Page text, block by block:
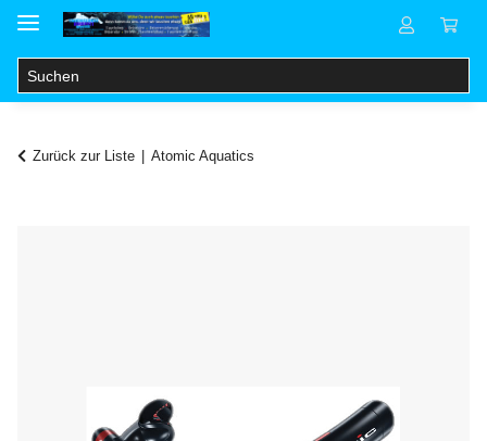
Zurück zur Liste Atomic Aquatics